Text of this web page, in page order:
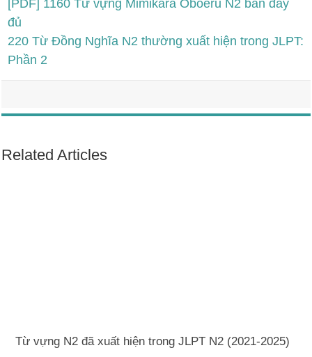
[PDF] 1160 Từ vựng Mimikara Oboeru N2 bản đầy
đủ
220 Từ Đồng Nghĩa N2 thường xuất hiện trong JLPT:
Phần 2
Related Articles
Từ vựng N2 đã xuất hiện trong JLPT N2 (2021-2025)